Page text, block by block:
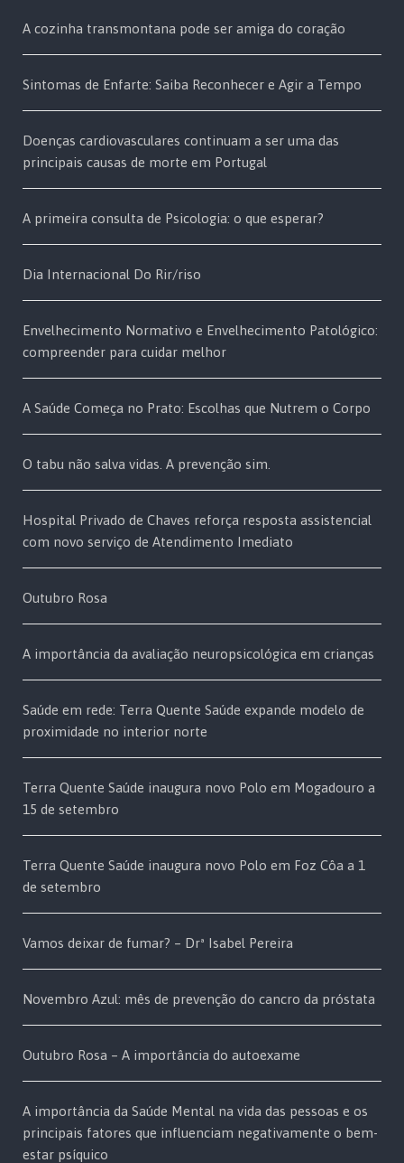
A cozinha transmontana pode ser amiga do coração
Sintomas de Enfarte: Saiba Reconhecer e Agir a Tempo
Doenças cardiovasculares continuam a ser uma das
principais causas de morte em Portugal
A primeira consulta de Psicologia: o que esperar?
Dia Internacional Do Rir/riso
Envelhecimento Normativo e Envelhecimento Patológico:
compreender para cuidar melhor
A Saúde Começa no Prato: Escolhas que Nutrem o Corpo
O tabu não salva vidas. A prevenção sim.
Hospital Privado de Chaves reforça resposta assistencial
com novo serviço de Atendimento Imediato
Outubro Rosa
A importância da avaliação neuropsicológica em crianças
Saúde em rede: Terra Quente Saúde expande modelo de
proximidade no interior norte
Terra Quente Saúde inaugura novo Polo em Mogadouro a
15 de setembro
Terra Quente Saúde inaugura novo Polo em Foz Côa a 1
de setembro
Vamos deixar de fumar? – Drª Isabel Pereira
Novembro Azul: mês de prevenção do cancro da próstata
Outubro Rosa – A importância do autoexame
A importância da Saúde Mental na vida das pessoas e os
principais fatores que influenciam negativamente o bem-
estar psíquico